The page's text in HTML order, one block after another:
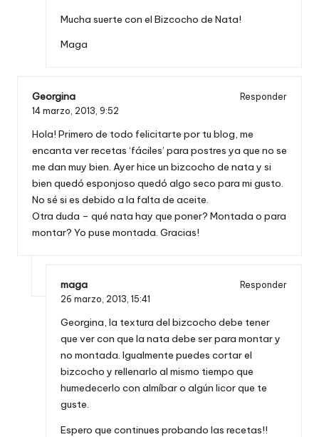
Mucha suerte con el Bizcocho de Nata!
Maga
Georgina
Responder
14 marzo, 2013, 9:52
Hola! Primero de todo felicitarte por tu blog, me
encanta ver recetas ‘fáciles’ para postres ya que no se
me dan muy bien. Ayer hice un bizcocho de nata y si
bien quedó esponjoso quedó algo seco para mi gusto.
No sé si es debido a la falta de aceite.
Otra duda – qué nata hay que poner? Montada o para
montar? Yo puse montada. Gracias!
maga
Responder
26 marzo, 2013, 15:41
Georgina, la textura del bizcocho debe tener
que ver con que la nata debe ser para montar y
no montada. Igualmente puedes cortar el
bizcocho y rellenarlo al mismo tiempo que
humedecerlo con almíbar o algún licor que te
guste.
Espero que continues probando las recetas!!